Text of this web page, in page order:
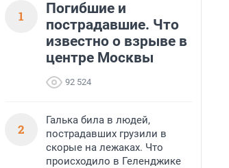
заработали новые базовые
станции МегаФона
МегаФона установили телеком-
на популярных водоёмах
области. Базовые станции
Лемболовского и Раздолинского озёр,
августа, 14:59
1
Погибшие и
пострадавшие. Что
известно о взрыве в
центре Москвы
92 524
2
Галька била в людей,
пострадавших грузили в
скорые на лежаках. Что
происходило в Геленджике